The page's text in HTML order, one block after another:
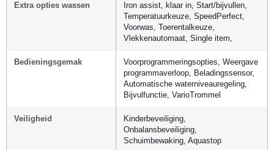
Extra opties wassen
Iron assist, klaar in, Start/bijvullen,
Temperatuurkeuze, SpeedPerfect,
Voorwas, Toerentalkeuze,
Vlekkenautomaat, Single item,
Bedieningsgemak
Voorprogrammeringsopties, Weergave
programmaverloop, Beladingssensor,
Automatische waterniveauregeling,
Bijvulfunctie, VarioTrommel
Veiligheid
Kinderbeveiliging,
Onbalansbeveiliging,
Schuimbewaking, Aquastop